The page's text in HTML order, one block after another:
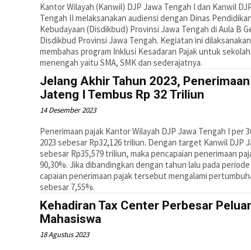
Kantor Wilayah (Kanwil) DJP Jawa Tengah I dan Kanwil
Tengah II melaksanakan audiensi dengan Dinas
Kebudayaan (Disdikbud) Provinsi Jawa Tengah di Aula B
Disdikbud Provinsi Jawa Tengah. Kegiatan ini
membahas program Inklusi Kesadaran Pajak untuk
menengah yaitu SMA, SMK dan sederajatnya.
Jelang Akhir Tahun 2023,
Jateng I Tembus Rp 32 Triliun
14 Desember 2023
Penerimaan pajak Kantor Wilayah DJP Jawa Tengah I per
2023 sebesar Rp32,126 triliun. Dengan target Kanwil DJP
sebesar Rp35,579 triliun, maka pencapaian penerimaan
90,30%. Jika dibandingkan dengan tahun lalu pada periode
capaian penerimaan pajak tersebut mengalami
sebesar 7,55%.
Kehadiran Tax Center Perbesar
Mahasiswa
18 Agustus 2023